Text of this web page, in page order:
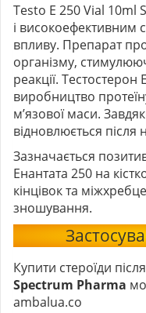
Testo E 250 Vial 10ml
і високоефективним
впливу. Препарат
організму,
реакції.
виробництво
м’язової маси.
відновлюється після
Зазначається
Енантата 250 на
кінцівок та
зношування.
Купити стероїди
Spectrum Pharma
ambalua.co